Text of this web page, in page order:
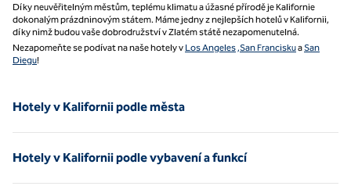
Díky neuvěřitelným městům, teplému klimatu a úžasné přírodě je Kalifornie
dokonalým prázdninovým státem. Máme jedny z nejlepších hotelů v Kalifornii,
díky nimž budou vaše dobrodružství v Zlatém státě nezapomenutelná.
Nezapomeňte se podívat na naše hotely v Los Angeles ,San FranciskuaSan
Diegu!
Hotely v Kalifornii podle města
Hotely v Kalifornii podle vybavení a funkcí